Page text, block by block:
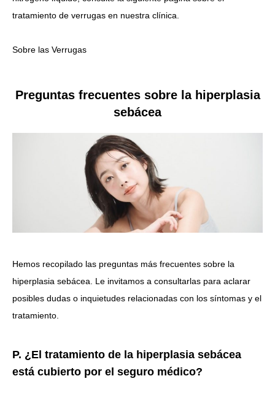
tratamiento de verrugas en nuestra clínica.
Sobre las Verrugas
Preguntas frecuentes sobre la hiperplasia
sebácea
Hemos recopilado las preguntas más frecuentes sobre la
hiperplasia sebácea. Le invitamos a consultarlas para aclarar
posibles dudas o inquietudes relacionadas con los síntomas y el
tratamiento.
P. ¿El tratamiento de la hiperplasia sebácea
está cubierto por el seguro médico?